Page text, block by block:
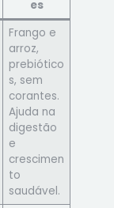
es
Frango e
arroz,
prebiótico
s, sem
corantes.
Ajuda na
digestão
e
crescimen
to
saudável.